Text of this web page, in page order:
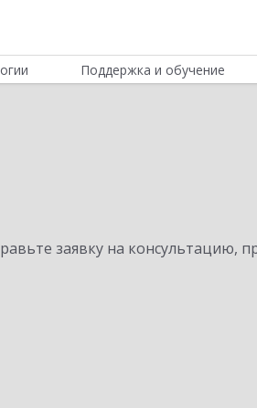
Поддержка и обучение
заявку на консультацию,